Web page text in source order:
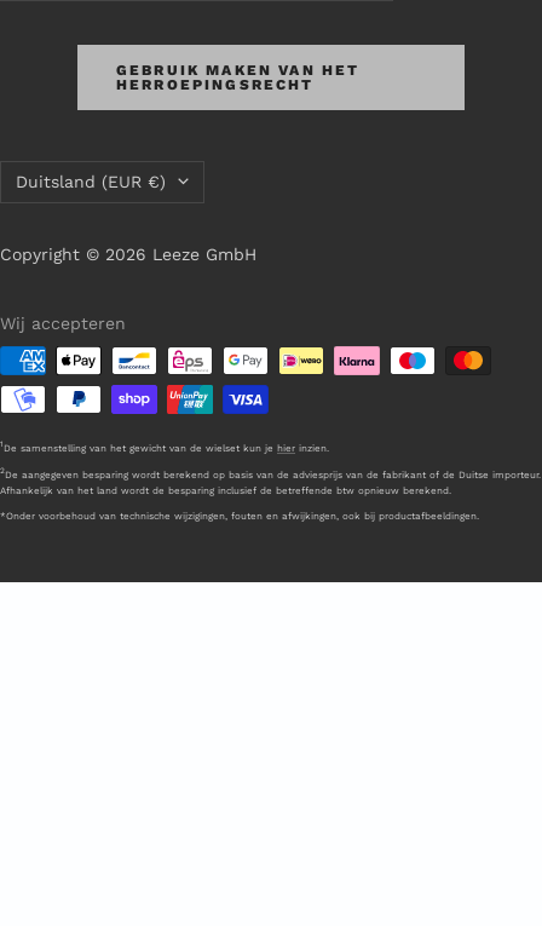
GEBRUIK MAKEN VAN HET
HERROEPINGSRECHT
Land/regio Duitsland (EUR €)
Copyright © 2026 Leeze GmbH
Wij accepteren
1 De samenstelling van het gewicht van de wielset kun je hier inzien.
2De aangegeven besparing wordt berekend op basis van de adviesprijs van de fabrikant of de Duitse importeur.
Afhankelijk van het land wordt de besparing inclusief de betreffende btw opnieuw berekend.
*Onder voorbehoud van technische wijzigingen, fouten en afwijkingen, ook bij productafbeeldingen.